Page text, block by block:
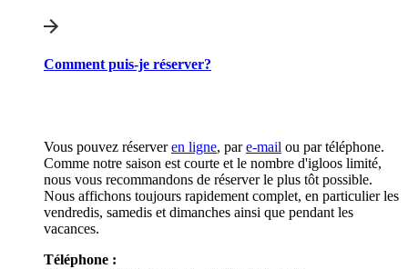
Comment puis-je réserver?
Vous pouvez réserveren ligne, pare-mail ou par téléphone.
Comme notre saison est courte et le nombre d'igloos limité,
nous vous recommandons de réserver le plus tôt possible.
Nous affichons toujours rapidement complet, en particulier les
vendredis, samedis et dimanches ainsi que pendant les
vacances.
Téléphone :